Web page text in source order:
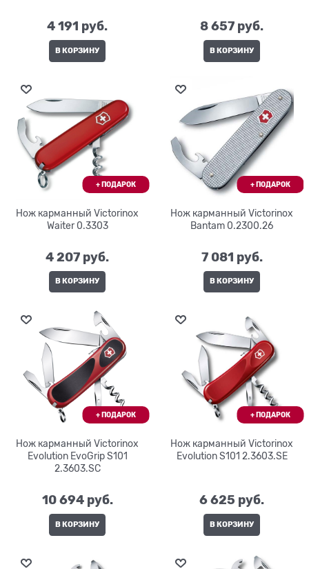
4 191 руб.
В КОРЗИНУ
8 657 руб.
В КОРЗИНУ
Нож карманный Victorinox
Waiter 0.3303
4 207 руб.
В КОРЗИНУ
Нож карманный Victorinox
Bantam 0.2300.26
7 081 руб.
В КОРЗИНУ
Нож карманный Victorinox
Evolution EvoGrip S101
2.3603.SC
10 694 руб.
В КОРЗИНУ
Нож карманный Victorinox
Evolution S101 2.3603.SE
6 625 руб.
В КОРЗИНУ